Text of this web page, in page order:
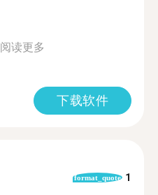
阅读更多
下载软件
format_quote 1